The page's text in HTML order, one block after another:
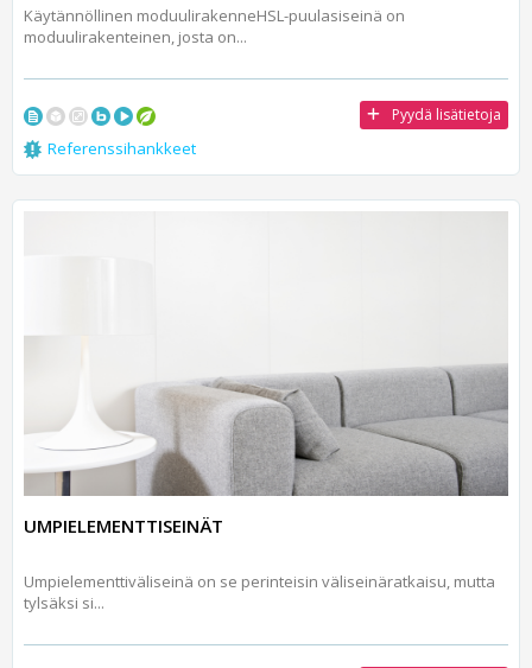
Käytännöllinen moduulirakenneHSL-puulasiseinä on
moduulirakenteinen, josta on...
Pyydä lisätietoja
Referenssihankkeet
UMPIELEMENTTISEINÄT
Umpielementtiväliseinä on se perinteisin väliseinäratkaisu, mutta
tylsäksi si...